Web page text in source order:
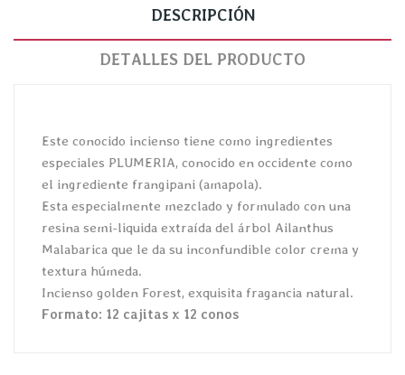
DESCRIPCIÓN
DETALLES DEL PRODUCTO
Este conocido incienso tiene como ingredientes
especiales PLUMERIA, conocido en occidente como
el ingrediente frangipani (amapola).
Esta especialmente mezclado y formulado con una
resina semi-liquida extraída del árbol Ailanthus
Malabarica que le da su inconfundible color crema y
textura húmeda.
Incienso golden Forest, exquisita fragancia natural.
Formato: 12 cajitas x 12 conos